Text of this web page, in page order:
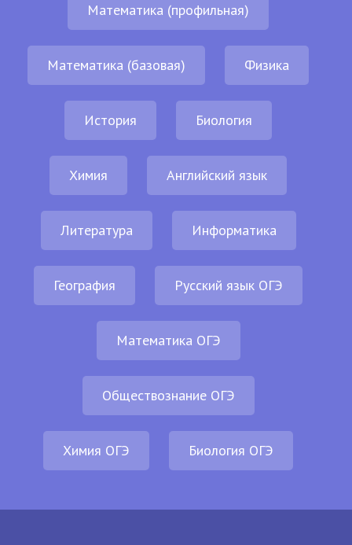
Математика (профильная)
Математика (базовая) Физика
История Биология
Химия Английский язык
Литература Информатика
География Русский язык ОГЭ
Математика ОГЭ
Обществознание ОГЭ
Химия ОГЭ Биология ОГЭ